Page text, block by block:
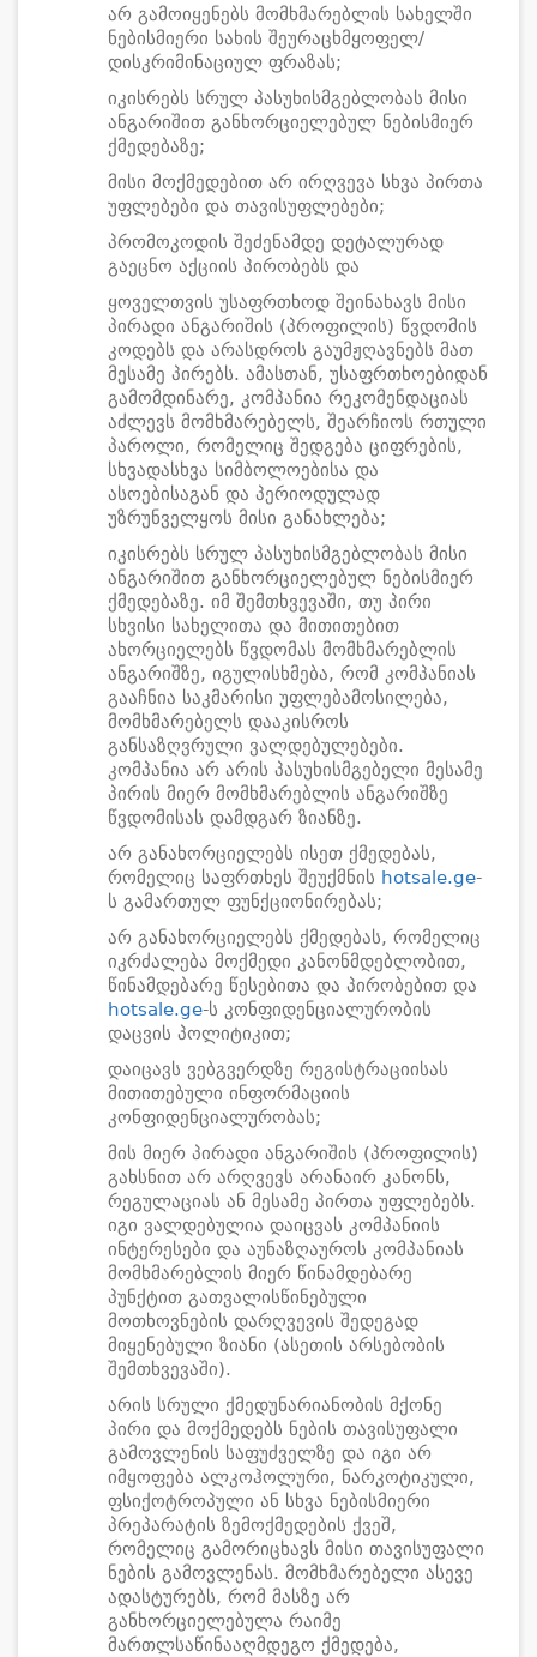
არ გამოიყენებს მომხმარებლის სახელში
ნებისმიერი სახის შეურაცხმყოფელ/
დისკრიმინაციულ ფრაზას;
იკისრებს სრულ პასუხისმგებლობას მისი
ანგარიშით განხორციელებულ ნებისმიერ
ქმედებაზე;
მისი მოქმედებით არ ირღვევა სხვა პირთა
უფლებები და თავისუფლებები;
პრომოკოდის შეძენამდე დეტალურად
გაეცნო აქციის პირობებს და
ყოველთვის უსაფრთხოდ შეინახავს მისი
პირადი ანგარიშის (პროფილის) წვდომის
კოდებს და არასდროს გაუმჟღავნებს მათ
მესამე პირებს. ამასთან, უსაფრთხოებიდან
გამომდინარე, კომპანია რეკომენდაციას
აძლევს მომხმარებელს, შეარჩიოს რთული
პაროლი, რომელიც შედგება ციფრების,
სხვადასხვა სიმბოლოებისა და
ასოებისაგან და პერიოდულად
უზრუნველყოს მისი განახლება;
იკისრებს სრულ პასუხისმგებლობას მისი
ანგარიშით განხორციელებულ ნებისმიერ
ქმედებაზე. იმ შემთხვევაში, თუ პირი
სხვისი სახელითა და მითითებით
ახორციელებს წვდომას მომხმარებლის
ანგარიშზე, იგულისხმება, რომ კომპანიას
გააჩნია საკმარისი უფლებამოსილება,
მომხმარებელს დააკისროს
განსაზღვრული ვალდებულებები.
კომპანია არ არის პასუხისმგებელი მესამე
პირის მიერ მომხმარებლის ანგარიშზე
წვდომისას დამდგარ ზიანზე.
არ განახორციელებს ისეთ ქმედებას,
რომელიც საფრთხეს შეუქმნის hotsale.ge-
ს გამართულ ფუნქციონირებას;
არ განახორციელებს ქმედებას, რომელიც
იკრძალება მოქმედი კანონმდებლობით,
წინამდებარე წესებითა და პირობებით და
hotsale.ge-ს კონფიდენციალურობის
დაცვის პოლიტიკით;
დაიცავს ვებგვერდზე რეგისტრაციისას
მითითებული ინფორმაციის
კონფიდენციალურობას;
მის მიერ პირადი ანგარიშის (პროფილის)
გახსნით არ არღვევს არანაირ კანონს,
რეგულაციას ან მესამე პირთა უფლებებს.
იგი ვალდებულია დაიცვას კომპანიის
ინტერესები და აუნაზღაუროს კომპანიას
მომხმარებლის მიერ წინამდებარე
პუნქტით გათვალისწინებული
მოთხოვნების დარღვევის შედეგად
მიყენებული ზიანი (ასეთის არსებობის
შემთხვევაში).
არის სრული ქმედუნარიანობის მქონე
პირი და მოქმედებს ნების თავისუფალი
გამოვლენის საფუძველზე და იგი არ
იმყოფება ალკოჰოლური, ნარკოტიკული,
ფსიქოტროპული ან სხვა ნებისმიერი
პრეპარატის ზემოქმედების ქვეშ,
რომელიც გამორიცხავს მისი თავისუფალი
ნების გამოვლენას. მომხმარებელი ასევე
ადასტურებს, რომ მასზე არ
განხორციელებულა რაიმე
მართლსაწინააღმდეგო ქმედება,